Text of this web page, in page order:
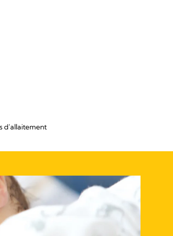
d'allaitement